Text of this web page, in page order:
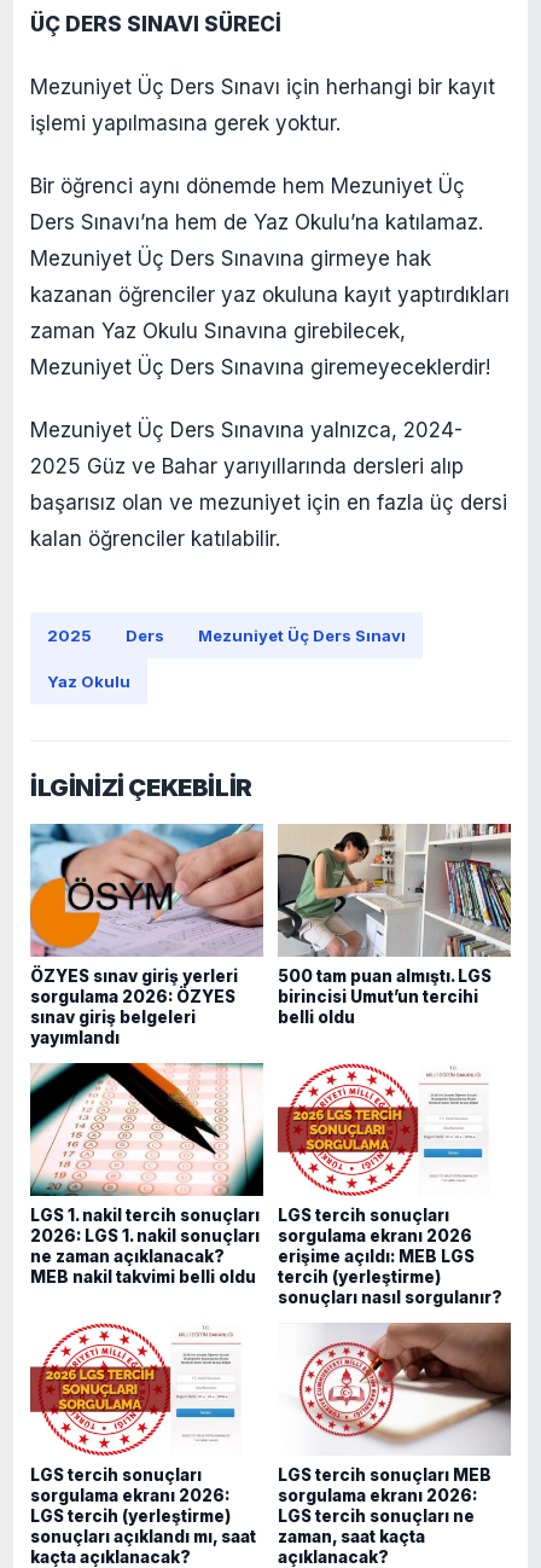
ÜÇ DERS SINAVI SÜRECİ
Mezuniyet Üç Ders Sınavı için herhangi bir kayıt
işlemi yapılmasına gerek yoktur.
Bir öğrenci aynı dönemde hem Mezuniyet Üç
Ders Sınavı’na hem de Yaz Okulu’na katılamaz.
Mezuniyet Üç Ders Sınavına girmeye hak
kazanan öğrenciler yaz okuluna kayıt yaptırdıkları
zaman Yaz Okulu Sınavına girebilecek,
Mezuniyet Üç Ders Sınavına giremeyeceklerdir!
Mezuniyet Üç Ders Sınavına yalnızca, 2024-
2025 Güz ve Bahar yarıyıllarında dersleri alıp
başarısız olan ve mezuniyet için en fazla üç dersi
kalan öğrenciler katılabilir.
2025 Ders Mezuniyet Üç Ders Sınavı
Yaz Okulu
İLGİNİZİ ÇEKEBİLİR
ÖZYES sınav giriş yerleri
sorgulama 2026: ÖZYES
sınav giriş belgeleri
yayımlandı
500 tam puan almıştı. LGS
birincisi Umut’un tercihi
belli oldu
LGS 1. nakil tercih sonuçları
2026: LGS 1. nakil sonuçları
ne zaman açıklanacak?
MEB nakil takvimi belli oldu
LGS tercih sonuçları
sorgulama ekranı 2026
erişime açıldı: MEB LGS
tercih (yerleştirme)
sonuçları nasıl sorgulanır?
LGS tercih sonuçları
sorgulama ekranı 2026:
LGS tercih (yerleştirme)
sonuçları açıklandı mı, saat
kaçta açıklanacak?
LGS tercih sonuçları MEB
sorgulama ekranı 2026:
LGS tercih sonuçları ne
zaman, saat kaçta
açıklanacak?